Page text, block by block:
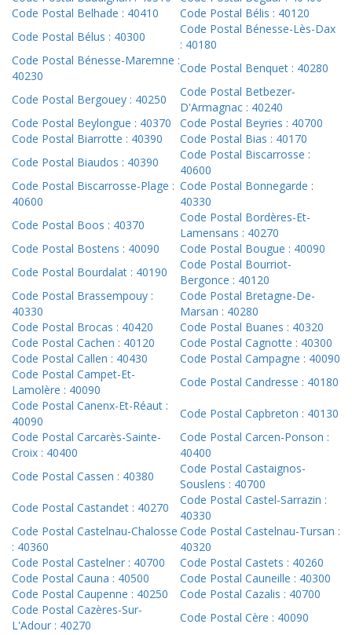
Code Postal Belhade : 40410
Code Postal Bélis : 40120
Code Postal Bélus : 40300
Code Postal Bénesse-Lès-Dax
: 40180
Code Postal Bénesse-Maremne :
40230
Code Postal Benquet : 40280
Code Postal Bergouey : 40250
Code Postal Betbezer-
D'Armagnac : 40240
Code Postal Beylongue : 40370
Code Postal Beyries : 40700
Code Postal Biarrotte : 40390
Code Postal Bias : 40170
Code Postal Biaudos : 40390
Code Postal Biscarrosse :
40600
Code Postal Biscarrosse-Plage :
40600
Code Postal Bonnegarde :
40330
Code Postal Boos : 40370
Code Postal Bordères-Et-
Lamensans : 40270
Code Postal Bostens : 40090
Code Postal Bougue : 40090
Code Postal Bourdalat : 40190
Code Postal Bourriot-
Bergonce : 40120
Code Postal Brassempouy :
40330
Code Postal Bretagne-De-
Marsan : 40280
Code Postal Brocas : 40420
Code Postal Buanes : 40320
Code Postal Cachen : 40120
Code Postal Cagnotte : 40300
Code Postal Callen : 40430
Code Postal Campagne : 40090
Code Postal Campet-Et-
Lamolère : 40090
Code Postal Candresse : 40180
Code Postal Canenx-Et-Réaut :
40090
Code Postal Capbreton : 40130
Code Postal Carcarès-Sainte-
Croix : 40400
Code Postal Carcen-Ponson :
40400
Code Postal Cassen : 40380
Code Postal Castaignos-
Souslens : 40700
Code Postal Castandet : 40270
Code Postal Castel-Sarrazin :
40330
Code Postal Castelnau-Chalosse
: 40360
Code Postal Castelnau-Tursan :
40320
Code Postal Castelner : 40700
Code Postal Castets : 40260
Code Postal Cauna : 40500
Code Postal Cauneille : 40300
Code Postal Caupenne : 40250
Code Postal Cazalis : 40700
Code Postal Cazères-Sur-
L'Adour : 40270
Code Postal Cère : 40090